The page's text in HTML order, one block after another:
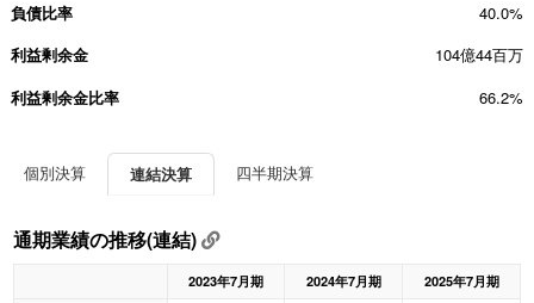
負債比率
40.0%
利益剰余金
104億44百万
利益剰余金比率
66.2%
個別決算 連結決算 四半期決算
通期業績の推移(連結)
2023年7月期 2024年7月期
2025年7月期